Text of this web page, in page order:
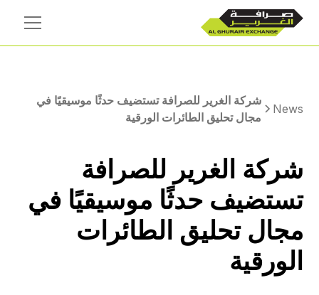
News
شركة الغرير للصرافة تستضيف حدثًا موسيقيًا في
مجال تحليق الطائرات الورقية
شركة الغرير للصرافة
تستضيف حدثًا موسيقيًا في
مجال تحليق الطائرات
الورقية